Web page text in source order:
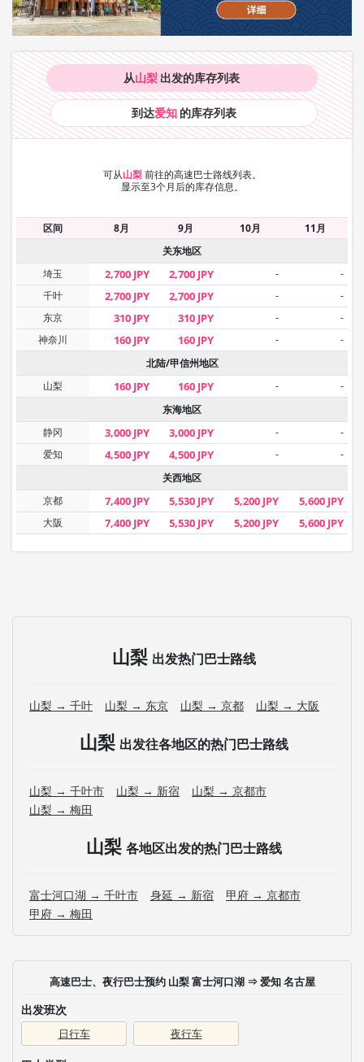
从山梨 出发的库存列表
到达爱知 的库存列表
可从山梨 前往的高速巴士路线列表。
显示至3个月后的库存信息。
区间 8月 9月 10月
11月
关东地区
埼玉
2,700 JPY 2,700 JPY -
-
千叶
2,700 JPY 2,700 JPY -
-
东京
310 JPY 310 JPY -
-
神奈川
160 JPY 160 JPY -
-
北陆/甲信州地区
山梨
160 JPY 160 JPY -
-
东海地区
静冈
3,000 JPY 3,000 JPY -
-
爱知
4,500 JPY 4,500 JPY -
-
关西地区
京都
7,400 JPY 5,530 JPY 5,200 JPY 5,600 JPY
大阪 7,400 JPY 5,530 JPY 5,200 JPY 5,600 JPY
山梨 出发热门巴士路线
山梨 → 千叶 山梨 → 东京 山梨 → 京都 山梨 → 大阪
山梨 出发往各地区的热门巴士路线
山梨 → 千叶市 山梨 → 新宿
山梨 → 京都市
山梨 → 梅田
山梨 各地区出发的热门巴士路线
富士河口湖 → 千叶市 身延 → 新宿
甲府 → 京都市
甲府 → 梅田
高速巴士、夜行巴士预约 山梨 富士河口湖 ⇒ 爱知 名古屋
出发班次
日行车 夜行车